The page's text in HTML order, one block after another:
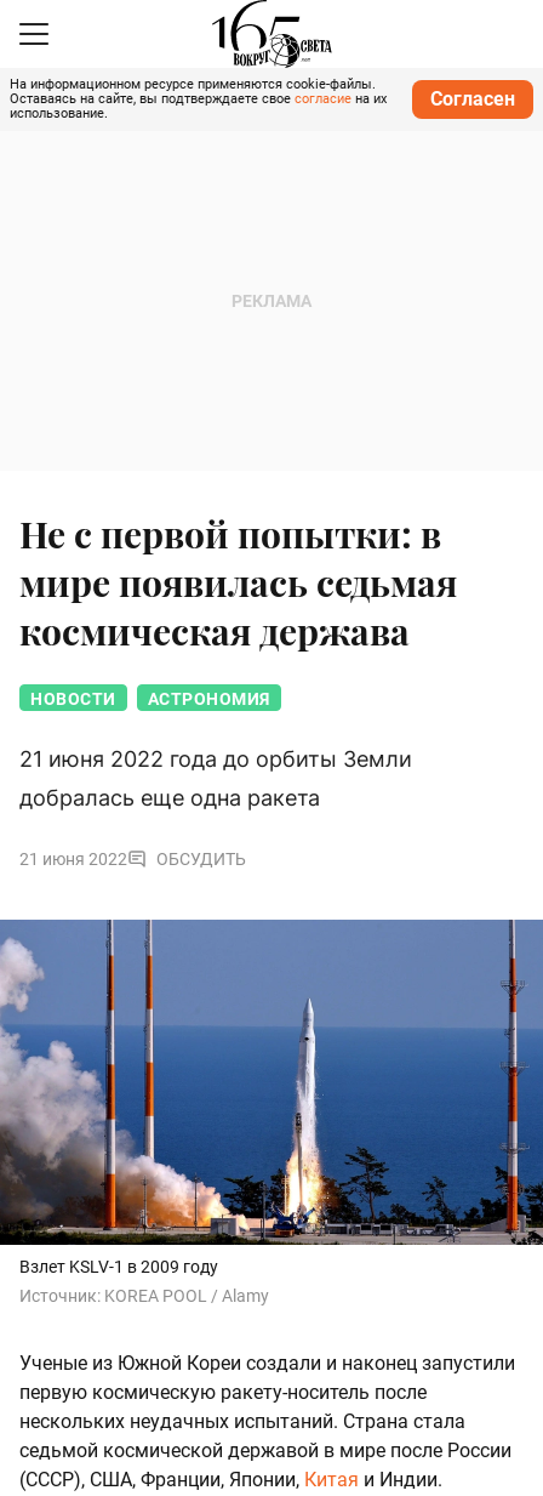
На информационном ресурсе применяются cookie-файлы.
Оставаясь на сайте, вы подтверждаете свое согласие на их
использование.
Согласен
Не с первой попытки: в
мире появилась седьмая
космическая держава
НОВОСТИ АСТРОНОМИЯ
21 июня 2022 года до орбиты Земли
добралась еще одна ракета
21 июня 2022 ОБСУДИТЬ
Взлет KSLV-1 в 2009 году
Источник: KOREA POOL / Alamy
Ученые из Южной Кореи создали и наконец запустили
первую космическую ракету-носитель после
нескольких неудачных испытаний. Страна стала
седьмой космической державой в мире после России
(СССР), США, Франции, Японии, Китая и Индии.